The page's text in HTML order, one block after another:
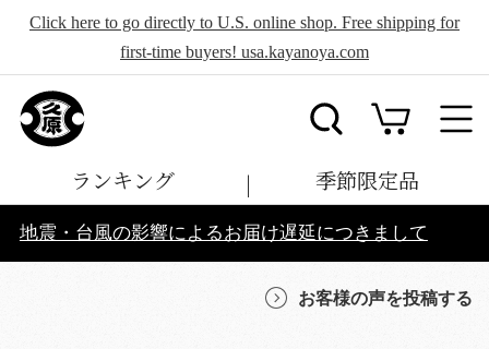
Click here to go directly to U.S. online shop. Free shipping for
first-time buyers! usa.kayanoya.com
ランキング 季節限定品
地震・台風の影響によるお届け遅延につきまして
お客様の声を投稿する